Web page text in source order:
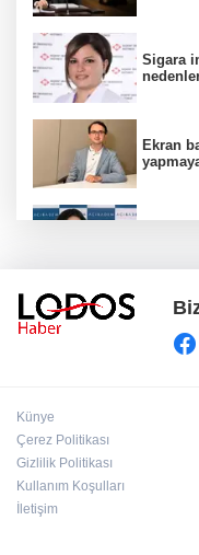
Sigara
Ekran
2
Gürlek
Künye
Çerez Politikası
Gizlilik Politikası
Kullanım Koşulları
İletişim